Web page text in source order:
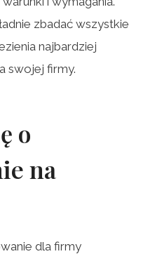
zbadać wszystkie
najbardziej
swojej firmy.
o
na
dla firmy